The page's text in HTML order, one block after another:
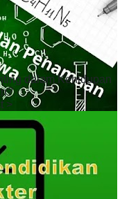
dalam Kehidupan